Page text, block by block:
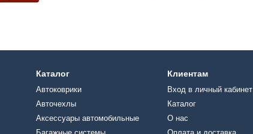
Каталог
Автоковрики
Авточехлы
Аксессуары автомобильные
Клиентам
Вход в личный кабинет
Каталог
О нас